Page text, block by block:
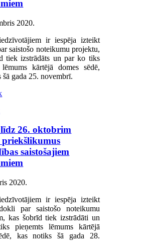
2020.
ir iespēja izteikt
saistošo noteikumu projektu,
tiek izstrādāts un par ko tiks
lēmums kārtējā domes sēdē,
šā gada 25. novembrī.
līdz 26. oktobrim
priekšlikumus
saistošajiem
2020.
ir iespēja izteikt
par saistošo noteikumu
kas šobrīd tiek izstrādāti un
pieņemts lēmums kārtējā
kas notiks šā gada 28.